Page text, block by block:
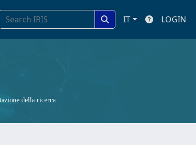
IT LOGIN
della ricerca.